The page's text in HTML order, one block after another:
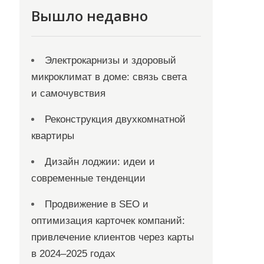
Вышло недавно
Электрокарнизы и здоровый
микроклимат в доме: связь света
и самочувствия
Реконструкция двухкомнатной
квартиры
Дизайн лоджии: идеи и
современные тенденции
Продвижение в SEO и
оптимизация карточек компаний:
привлечение клиентов через карты
в 2024–2025 годах